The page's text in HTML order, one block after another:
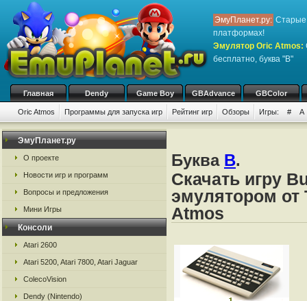
ЭмуПланет.ру: Старые
платформах!
Эмулятор Oric Atmos:
бесплатно, буква "B"
Главная Dendy Game Boy GBAdvance GBColor
Oric Atmos Программы для запуска игр Рейтинг игр Обзоры Игры: # A
ЭмуПланет.ру
О проекте
Новости игр и программ
Вопросы и предложения
Мини Игры
Консоли
Atari 2600
Atari 5200, Atari 7800, Atari Jaguar
ColecoVision
Dendy (Nintendo)
Буква B.
Скачать игру
эмулятором от
Atmos